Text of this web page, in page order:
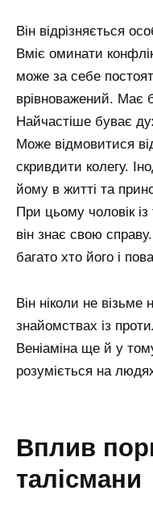
Він відрізняється
Вміє оминати
може за себе
врівноважений. Має
Найчастіше буває
Може відмовитися
скривдити колегу.
йому в житті та
При цьому чоловік
він знає свою
багато хто його і
Він ніколи не візьме
знайомствах із
Веніаміна ще й у
розуміється на
вплив пори року та
талісмани